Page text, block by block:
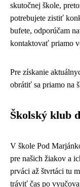
skutočnej škole,
potrebujete zistiť
bufete, odporúčam
kontaktovať priamo
Pre získanie
obrátiť sa priamo na
Školský klub
V škole Pod
pre našich žiakov a
prváci až štvrtáci tu
tráviť čas po